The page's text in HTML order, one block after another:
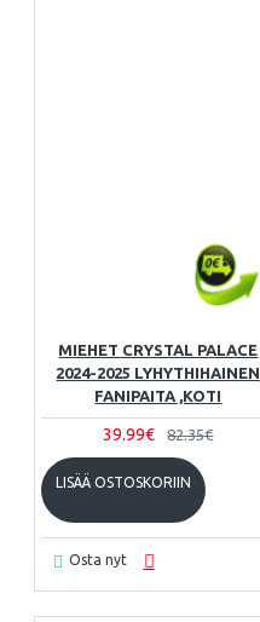
MIEHET CRYSTAL PALACE
2024-2025 LYHYTHIHAINEN
FANIPAITA ,KOTI
39.99€ 82.35€
LISÄÄ OSTOSKORIIN
Osta nyt